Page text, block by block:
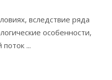
вследствие ряда
особенности,
...